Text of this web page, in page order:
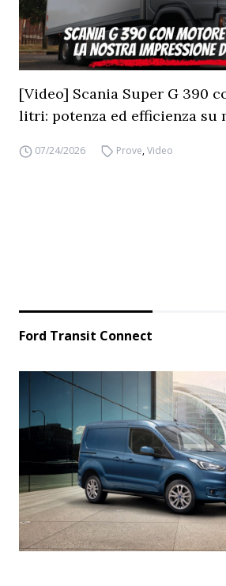
[Video] Scania Super G 390
litri: potenza ed efficienza su
07/24/2026 Prove,Video
Ford Transit Connect